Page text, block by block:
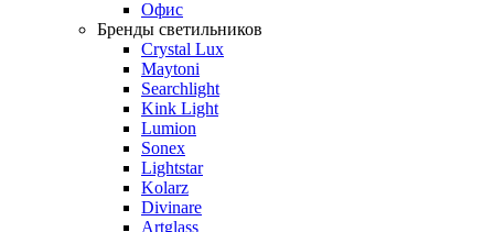
Офис
Бренды светильников
Crystal Lux
Maytoni
Searchlight
Kink Light
Lumion
Sonex
Lightstar
Kolarz
Divinare
Artglass